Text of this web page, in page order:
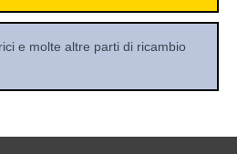
e molte altre parti di ricambio